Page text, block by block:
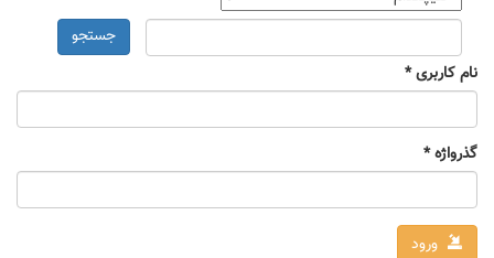
جستجو
نام کاربری*
گذرواژه*
ورود